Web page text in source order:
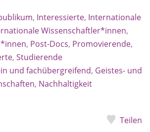
, Interessierte, Internationale
Wissenschaftler*innen,
, Post-Docs, Promovierende,
, Studierende
und fachübergreifend, Geistes- und
, Nachhaltigkeit
Teilen